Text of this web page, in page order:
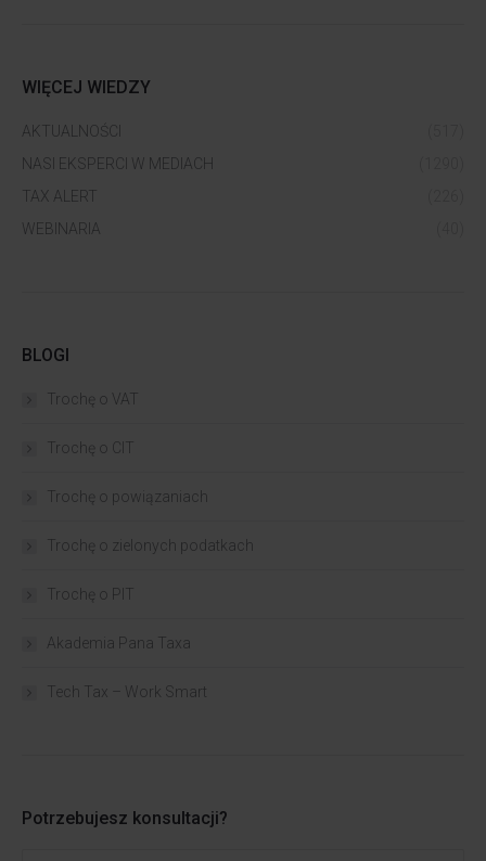
WIĘCEJ WIEDZY
AKTUALNOŚCI
NASI EKSPERCI W MEDIACH
TAX ALERT
WEBINARIA
BLOGI
Trochę o VAT
Trochę o CIT
Trochę o powiązaniach​
Trochę o zielonych podatkach
Trochę o PIT
Akademia Pana Taxa
Tech Tax – Work Smart
Potrzebujesz konsultacji?